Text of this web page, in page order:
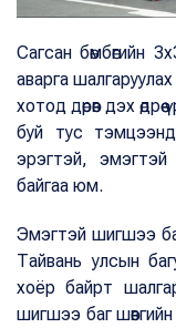
Сагсан бөмбөгийн
аварга
хотод дөрөв дэх
буй тус
эрэгтэй,
байгаа юм.
Эмэгтэй шигшээ
Тайвань улсын
хоёр байрт
шигшээ баг шөвгийн